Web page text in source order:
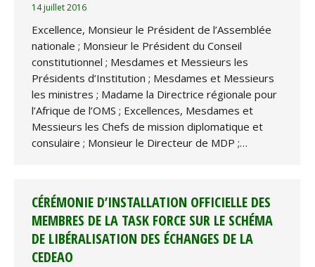
14 juillet 2016
Excellence, Monsieur le Président de l’Assemblée
nationale ; Monsieur le Président du Conseil
constitutionnel ; Mesdames et Messieurs les
Présidents d’Institution ; Mesdames et Messieurs
les ministres ; Madame la Directrice régionale pour
l’Afrique de l’OMS ; Excellences, Mesdames et
Messieurs les Chefs de mission diplomatique et
consulaire ; Monsieur le Directeur de MDP ;…
CÉRÉMONIE D’INSTALLATION OFFICIELLE DES
MEMBRES DE LA TASK FORCE SUR LE SCHÉMA
DE LIBÉRALISATION DES ÉCHANGES DE LA
CEDEAO